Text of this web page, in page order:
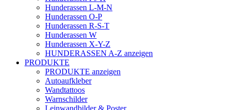
Hunderassen L-M-N
Hunderassen O-P
Hunderassen R-S-T
Hunderassen W
Hunderassen X-Y-Z
HUNDERASSEN A-Z anzeigen
PRODUKTE
PRODUKTE anzeigen
Autoaufkleber
Wandtattoos
Warnschilder
Leinwandbilder & Poster